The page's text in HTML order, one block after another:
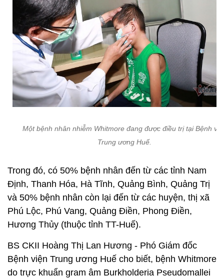
Một bệnh nhân nhiễm Whitmore đang được điều trị tại Bệnh
Trung ương Huế.
Trong đó, có 50% bệnh nhân đến từ các tỉnh Nam
Định, Thanh Hóa, Hà Tĩnh, Quảng Bình, Quảng Trị
và 50% bệnh nhân còn lại đến từ các huyện, thị xã
Phú Lộc, Phú Vang, Quảng Điền, Phong Điền,
Hương Thủy (thuộc tỉnh TT-Huế).
BS CKII Hoàng Thị Lan Hương - Phó Giám đốc
Bệnh viện Trung ương Huế cho biết, bệnh Whitmore
do trực khuẩn gram âm Burkholderia Pseudomallei